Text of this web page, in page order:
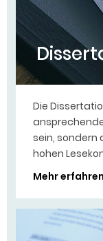
Die
sein, sondern
hohen
Mehr erfahren